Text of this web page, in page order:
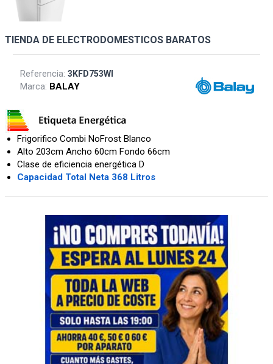
TIENDA DE ELECTRODOMESTICOS BARATOS
Referencia:3KFD753WI
Marca: BALAY
Frigorifico Combi NoFrost Blanco
Alto 203cm Ancho 60cm Fondo 66cm
Clase de eficiencia energética D
Capacidad Total Neta 368 Litros